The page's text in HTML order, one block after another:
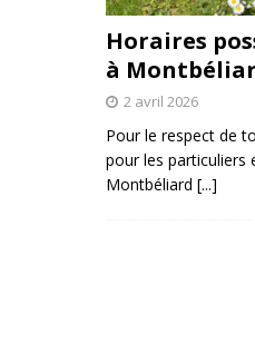
Horaires
à
2 avril 2026
Pour le respect de
pour les particuliers
Montbéliard [...]